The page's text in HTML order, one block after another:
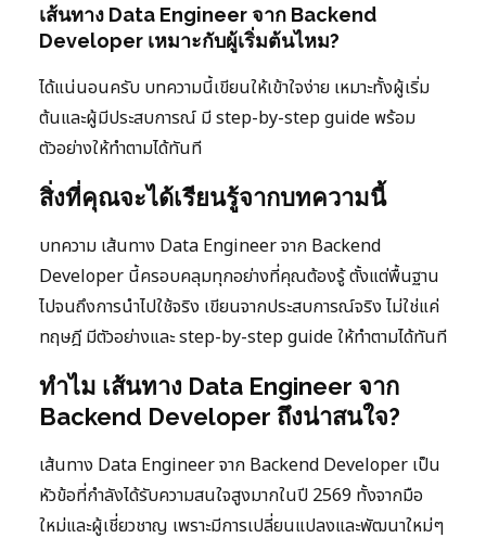
เส้นทาง Data Engineer จาก Backend
Developer เหมาะกับผู้เริ่มต้นไหม?
ได้แน่นอนครับ บทความนี้เขียนให้เข้าใจง่าย เหมาะทั้งผู้เริ่ม
ต้นและผู้มีประสบการณ์ มี step-by-step guide พร้อม
ตัวอย่างให้ทำตามได้ทันที
สิ่งที่คุณจะได้เรียนรู้จากบทความนี้
บทความ เส้นทาง Data Engineer จาก Backend
Developer นี้ครอบคลุมทุกอย่างที่คุณต้องรู้ ตั้งแต่พื้นฐาน
ไปจนถึงการนำไปใช้จริง เขียนจากประสบการณ์จริง ไม่ใช่แค่
ทฤษฎี มีตัวอย่างและ step-by-step guide ให้ทำตามได้ทันที
ทำไม เส้นทาง Data Engineer จาก
Backend Developer ถึงน่าสนใจ?
เส้นทาง Data Engineer จาก Backend Developer เป็น
หัวข้อที่กำลังได้รับความสนใจสูงมากในปี 2569 ทั้งจากมือ
ใหม่และผู้เชี่ยวชาญ เพราะมีการเปลี่ยนแปลงและพัฒนาใหม่ๆ